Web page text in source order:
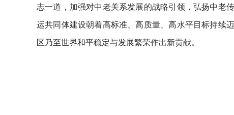
志一道，加强对中老关系发展的战略引领，弘扬中老
运共同体建设朝着高标准、高质量、高水平目标持续
区乃至世界和平稳定与发展繁荣作出新贡献。